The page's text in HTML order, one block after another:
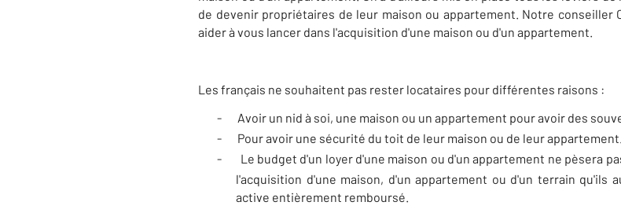
de devenir propriétaires de leur maison ou appartement. Notre conseiller
aider à vous lancer dans l'acquisition d'une maison ou d'un appartement.
Les français ne souhaitent pas rester locataires pour différentes raisons :
-
Avoir un nid à soi, une maison ou un appartement pour avoir des
-
Pour avoir une sécurité du toit de leur maison ou de leur appartement.
-
Le budget d'un loyer d'une maison ou d'un appartement ne pèsera
l'acquisition d'une maison, d'un appartement ou d'un terrain qu'ils
active entièrement remboursé.